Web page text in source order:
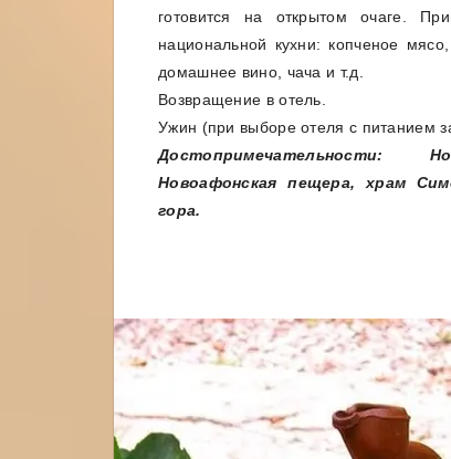
готовится на открытом очаге.
национальной кухни: копченое
домашнее вино, чача и т.д.
Возвращение в отель.
Ужин (при выборе отеля с питанием
Достопримечательности:
Новоафонская пещера, храм
гора.